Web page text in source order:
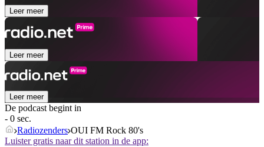
Leer meer
Leer meer
Leer meer
De podcast begint in
- 0 sec.
Radiozenders OUI FM Rock 80's
Luister gratis naar dit station in de app: